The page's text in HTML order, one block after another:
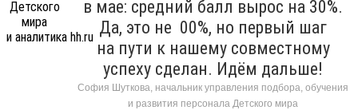
в мае: средний балл вырос на 30%.
Да, это не 00%, но первый шаг
на пути к нашему совместному
успеху сделан. Идём дальше!
София Шуткова, начальник управления подбора, обучения
и развития персонала Детского мира